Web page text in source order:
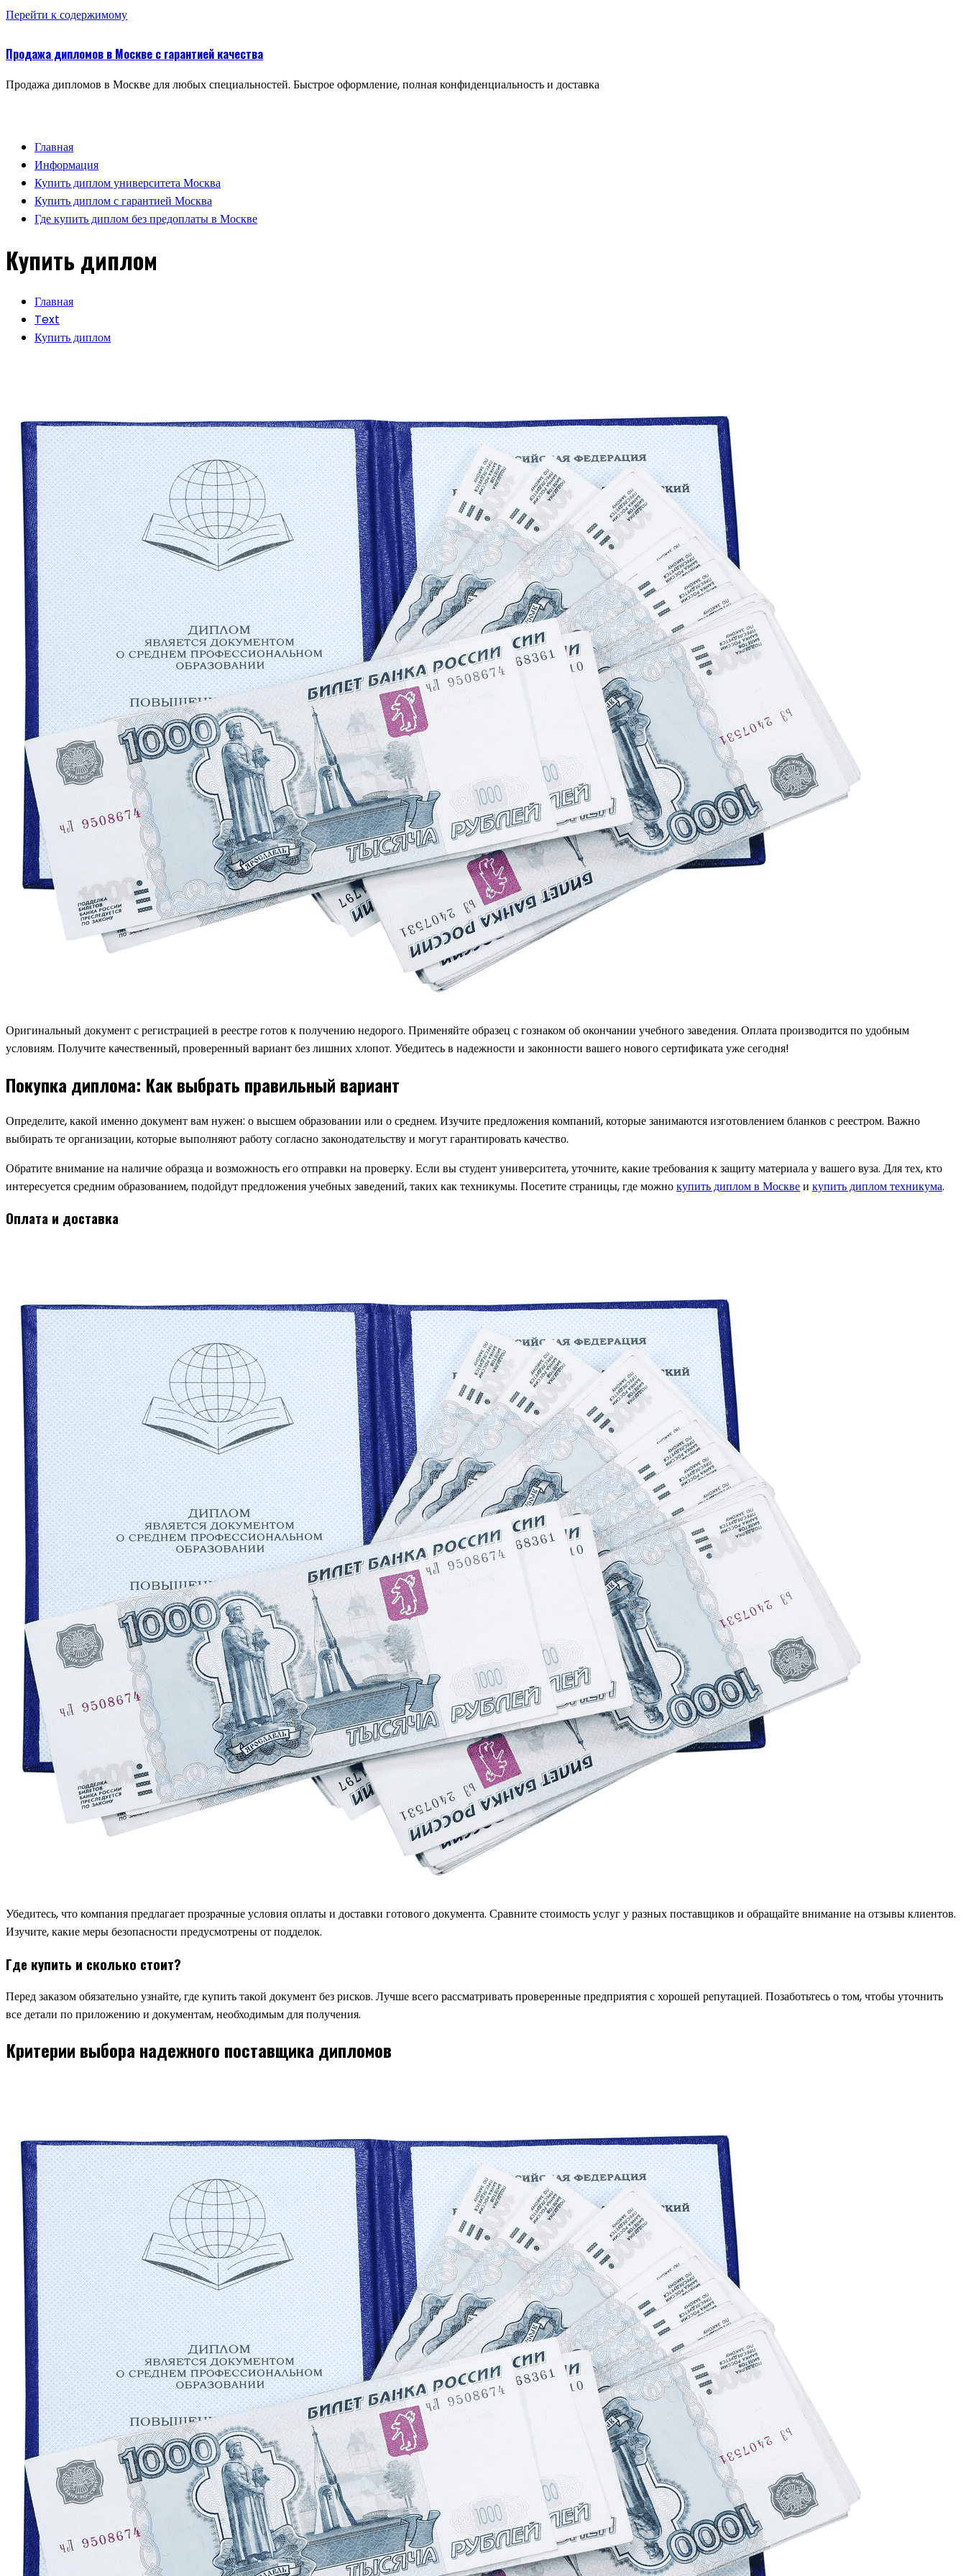
Перейти к содержимому
Продажа дипломов в Москве с гарантией качества
Продажа дипломов в Москве для любых специальностей. Быстрое оформление, полная конфиденциальность и доставка
Главная
Информация
Купить диплом университета Москва
Купить диплом с гарантией Москва
Где купить диплом без предоплаты в Москве
Купить диплом
Главная
Text
Купить диплом
Оригинальный документ с регистрацией в реестре готов к получению недорого. Применяйте образец с гознаком об окончании учебного заведения. Оплата производится по удобным
условиям. Получите качественный, проверенный вариант без лишних хлопот. Убедитесь в надежности и законности вашего нового сертификата уже сегодня!
Покупка диплома: Как выбрать правильный вариант
Определите, какой именно документ вам нужен: о высшем образовании или о среднем. Изучите предложения компаний, которые занимаются изготовлением бланков с реестром. Важно
выбирать те организации, которые выполняют работу согласно законодательству и могут гарантировать качество.
Обратите внимание на наличие образца и возможность его отправки на проверку. Если вы студент университета, уточните, какие требования к защиту материала у вашего вуза. Для тех, кто
интересуется средним образованием, подойдут предложения учебных заведений, таких как техникумы. Посетите страницы, где можнокупить диплом в Москвеи купить диплом техникума.
Оплата и доставка
Убедитесь, что компания предлагает прозрачные условия оплаты и доставки готового документа. Сравните стоимость услуг у разных поставщиков и обращайте внимание на отзывы клиентов.
Изучите, какие меры безопасности предусмотрены от подделок.
Где купить и сколько стоит?
Перед заказом обязательно узнайте, где купить такой документ без рисков. Лучше всего рассматривать проверенные предприятия с хорошей репутацией. Позаботьтесь о том, чтобы уточнить
все детали по приложению и документам, необходимым для получения.
Критерии выбора надежного поставщика дипломов